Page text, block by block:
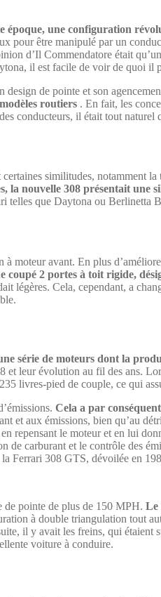
époque, une configuration
pour être manipulé par un
d’Il Commendatore était
il est facile de voir de quoi il
de pointe et son
routiers . En fait, les
conducteurs, il était tout
similitudes, notamment
la nouvelle 308 présentait une
que Daytona ou Berlinetta
moteur avant. En plus
2 portes à toit rigide,
légères. Cela, cependant, a
série de moteurs dont la
et leur évolution au fil des ans.
livres-pied de couple, ce qui
Cela a par
et aux émissions, bien qu’au
repensant le moteur et en lui
de carburant et le contrôle des
Ferrari 308 GTS, dévoilée en
de pointe de plus de 150 MPH. Le
à double triangulation tout
il y avait les freins, qui étaient
voiture à conduire.